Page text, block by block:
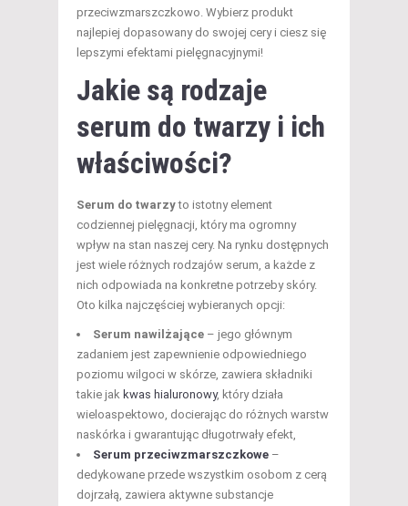
przeciwzmarszczkowo. Wybierz produkt
najlepiej dopasowany do swojej cery i ciesz się
lepszymi efektami pielęgnacyjnymi!
Jakie są rodzaje
serum do twarzy i ich
właściwości?
Serum do twarzyto istotny element
codziennej pielęgnacji, który ma ogromny
wpływ na stan naszej cery. Na rynku dostępnych
jest wiele różnych rodzajów serum, a każde z
nich odpowiada na konkretne potrzeby skóry.
Oto kilka najczęściej wybieranych opcji:
Serum nawilżające – jego głównym
zadaniem jest zapewnienie odpowiedniego
poziomu wilgoci w skórze, zawiera składniki
takie jak kwas hialuronowy, który działa
wieloaspektowo, docierając do różnych warstw
naskórka i gwarantując długotrwały efekt,
Serum przeciwzmarszczkowe –
dedykowane przede wszystkim osobom z cerą
dojrzałą, zawiera aktywne substancje